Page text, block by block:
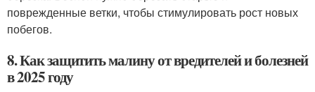
поврежденные ветки, чтобы стимулировать рост новых
побегов.
8. Как защитить малину от вредителей и болезней
в 2025 году